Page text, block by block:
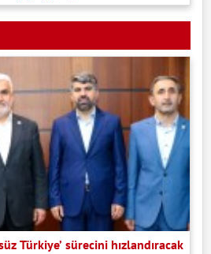
Türkiye’ sürecini hızlandıracak